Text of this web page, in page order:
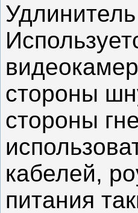
стороны
стороны
кабелей,
питания